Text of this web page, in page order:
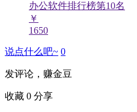
办公软件排行榜第10名
￥
1650
说点什么吧~ 0
发评论，赚金豆
收藏 0 分享